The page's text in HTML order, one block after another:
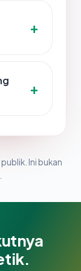
Ini bukan